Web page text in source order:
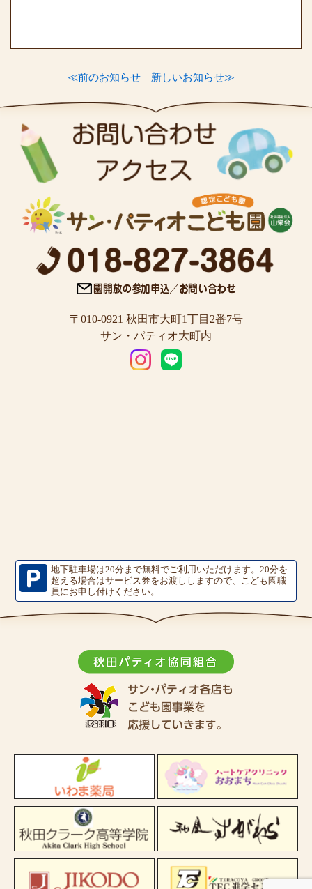
≪前のお知らせ 新しいお知らせ≫
〒010-0921 秋田市大町1丁目2番7号
サン・パティオ大町内
地下駐車場は20分まで無料でご利用いただけます。20分を
超える場合はサービス券をお渡ししますので、こども園職
員にお申し付けください。